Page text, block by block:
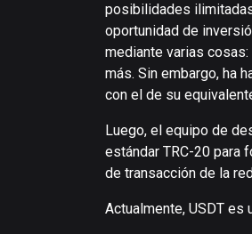
posibilidades
oportunidad de
mediante varias
más. Sin embargo, ha
con el de su
Luego, el equipo de
estándar TRC-20 para
de transacción de la
Actualmente, USDT